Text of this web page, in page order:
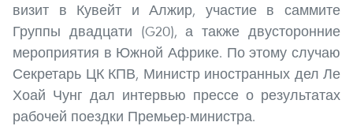
визит в Кувейт и Алжир, участие в саммите
Группы двадцати (G20), а также двусторонние
мероприятия в Южной Африке. По этому случаю
Секретарь ЦК КПВ, Министр иностранных дел Ле
Хоай Чунг дал интервью прессе о результатах
рабочей поездки Премьер-министра.